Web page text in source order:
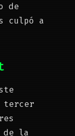
de
culpó a
tercer
de la